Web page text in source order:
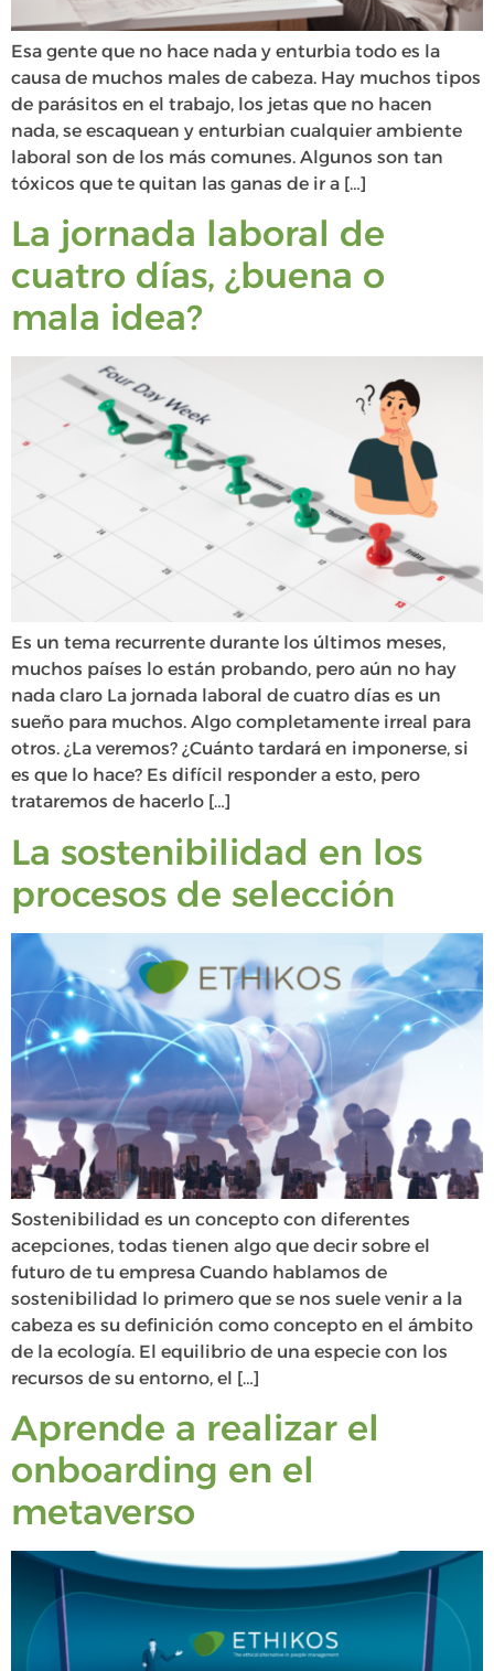
Esa gente que no hace nada y enturbia todo es la
causa de muchos males de cabeza. Hay muchos tipos
de parásitos en el trabajo, los jetas que no hacen
nada, se escaquean y enturbian cualquier ambiente
laboral son de los más comunes. Algunos son tan
tóxicos que te quitan las ganas de ir a […]
La jornada laboral de
cuatro días, ¿buena o
mala idea?
Es un tema recurrente durante los últimos meses,
muchos países lo están probando, pero aún no hay
nada claro La jornada laboral de cuatro días es un
sueño para muchos. Algo completamente irreal para
otros. ¿La veremos? ¿Cuánto tardará en imponerse, si
es que lo hace? Es difícil responder a esto, pero
trataremos de hacerlo […]
La sostenibilidad en los
procesos de selección
Sostenibilidad es un concepto con diferentes
acepciones, todas tienen algo que decir sobre el
futuro de tu empresa Cuando hablamos de
sostenibilidad lo primero que se nos suele venir a la
cabeza es su definición como concepto en el ámbito
de la ecología. El equilibrio de una especie con los
recursos de su entorno, el […]
Aprende a realizar el
onboarding en el
metaverso